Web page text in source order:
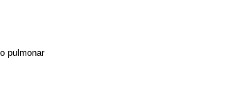
pulmonar